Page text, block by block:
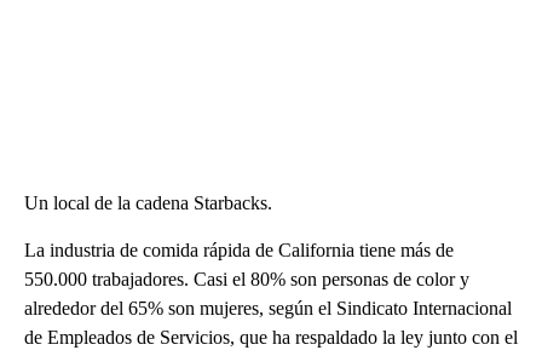
Un local de la cadena Starbacks.
La industria de comida rápida de California tiene más de
550.000 trabajadores. Casi el 80% son personas de color y
alrededor del 65% son mujeres, según el Sindicato Internacional
de Empleados de Servicios, que ha respaldado la ley junto con el